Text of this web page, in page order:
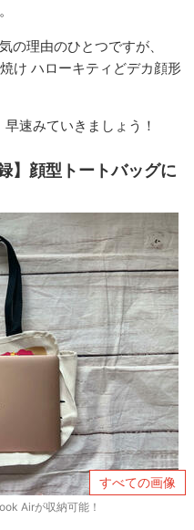
の理由のひとつですが、
け ハローキティどデカ顔形
速みていきましょう！
】顔型トートバッグに
すべての画像
Airが収納可能！